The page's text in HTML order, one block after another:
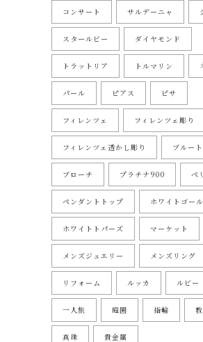
コンサート サルデーニャ
スタールビー ダイヤモンド
トラットリア トルマリン
パール ピアス ピサ
フィレンツェ フィレンツェ彫り
フィレンツェ透かし彫り ブルー
ブローチ プラチナ900 ペ
ペンダントトップ ホワイトゴー
ホワイトトパーズ マーケット
メンズジュエリー メンズリング
リフォーム ルッカ ルビー
一人旅 庭園 指輪
真珠 貴金属